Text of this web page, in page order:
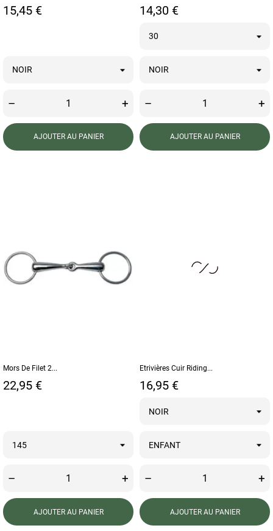
Prix
15,45 €
– +
AJOUTER AU PANIER
Prix
14,30 €
– +
AJOUTER AU PANIER
Mors De Filet 2...
Prix
22,95 €
– +
AJOUTER AU PANIER
Etrivières Cuir Riding...
Prix
16,95 €
– +
AJOUTER AU PANIER